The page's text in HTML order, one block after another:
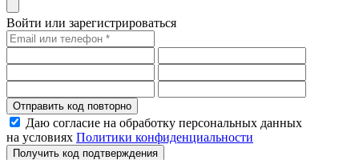
Войти или зарегистрироваться
Отправить код повторно
Даю согласие на обработку персональных данных
на условиях Политики конфиденциальности
Получить код подтверждения